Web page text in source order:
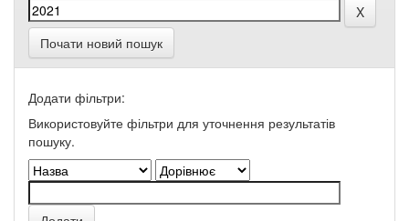
Почати новий пошук
Додати фільтри:
Використовуйте фільтри для уточнення результатів
пошуку.